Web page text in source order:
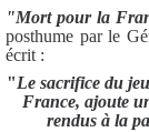
"Mort pour la
posthume par le
écrit :
"Le sacrifice du
France, ajoute
rendus à la